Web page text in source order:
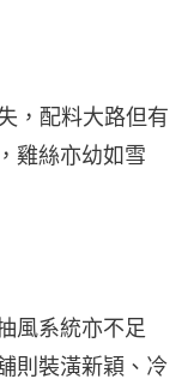
，配料大路但有
雞絲亦幼如雪
風系統亦不足
則裝潢新穎、冷